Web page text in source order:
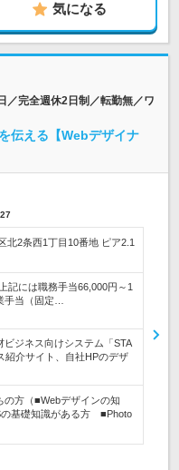
気になる
／完全週休2日制／転勤無／ワ
伝える【Webデザイナ
北2条西1丁目10番地 ピア2.1
記には職務手当66,000円～1
手当（固定…
ビジネス向けシステム「STA
紹介サイト、自社HPのデザ
の方（■Webデザインの知
基礎知識がある方 ■Photo